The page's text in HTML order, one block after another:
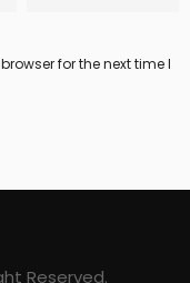
for the next time I
Reserved.